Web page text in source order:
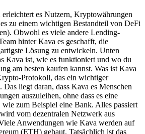
es Nutzern, Kryptowährungen
zu einem wichtigen Bestandteil von DeFi
Obwohl es viele andere Lending-
hinter Kava es geschafft, die
Lösung zu entwickeln. Unten
Kava ist, wie es funktioniert und wo du
am besten kaufen kannst. Was ist Kava
Protokoll, das ein wichtiger
liegt daran, dass Kava es Menschen
auszuleihen, ohne dass es eine
wie zum Beispiel eine Bank. Alles passiert
vom dezentralen Netzwerk aus
Anwendungen wie Kava werden auf
(ETH) gebaut. Tatsächlich ist das